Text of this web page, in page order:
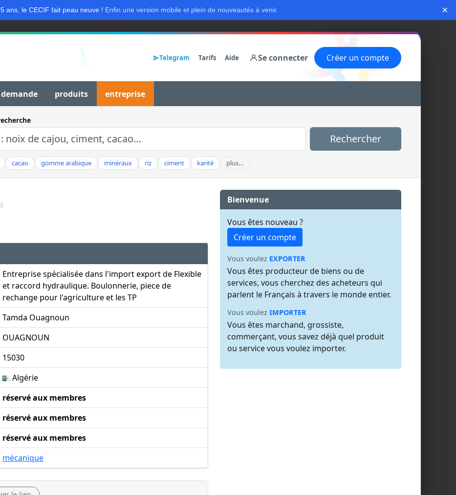
ans, le CECIF fait peau neuve ! Enfin une version mobile et plein de nouveautés à venir. ×
Telegram Tarifs Aide Se connecter Créer un compte
produits entreprise
Rechercher
cacao gomme arabique minéraux riz ciment karité plus…
Entreprise spécialisée dans l'import export de Flexible
et raccord hydraulique. Boulonnerie, piece de
rechange pour l'agriculture et les TP
Tamda Ouagnoun
OUAGNOUN
15030
Algérie
réservé aux membres
réservé aux membres
réservé aux membres
mécanique
Bienvenue
Vous êtes nouveau ?
Créer un compte
Vous voulez EXPORTER
Vous êtes producteur de biens ou de
services, vous cherchez des acheteurs qui
parlent le Français à travers le monde entier.
Vous voulez IMPORTER
Vous êtes marchand, grossiste,
commerçant, vous savez déjà quel produit
ou service vous voulez importer.